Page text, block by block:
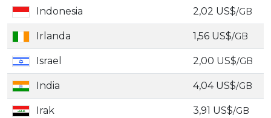
Indonesia 2,02 US$/GB
Irlanda 1,56 US$/GB
Israel 2,00 US$/GB
India 4,04 US$/GB
Irak 3,91 US$/GB